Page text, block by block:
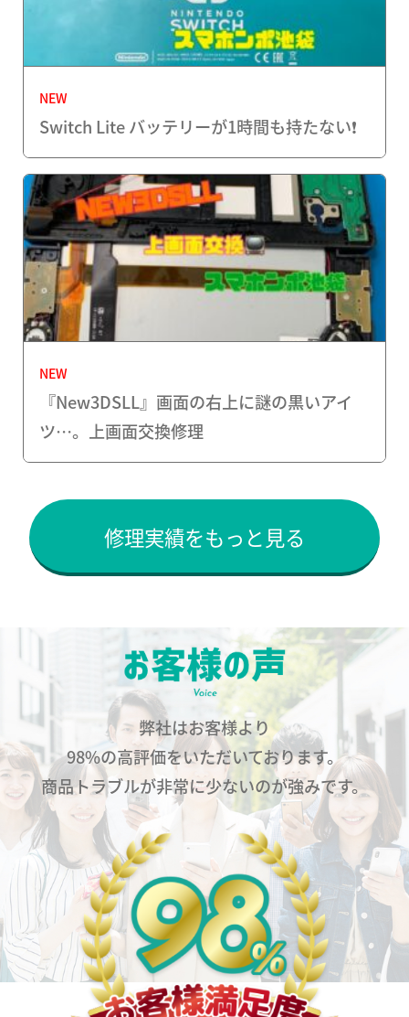
NEW
Switch Lite バッテリーが1時間も持たない❗️
NEW
『New3DSLL』画面の右上に謎の黒いアイ
ツ…。上画面交換修理
修理実績をもっと見る
弊社はお客様より
98%の高評価をいただいております。
商品トラブルが非常に少ないのが強みです。